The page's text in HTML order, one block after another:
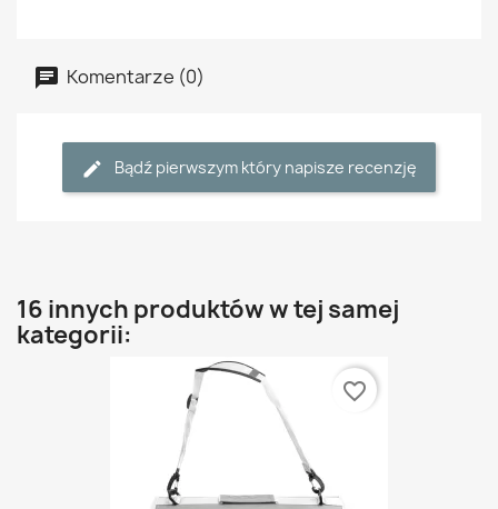
Komentarze (0)
Bądź pierwszym który napisze recenzję
16 innych produktów w tej samej
kategorii:
favorite_border